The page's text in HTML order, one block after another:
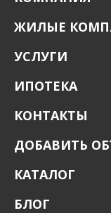
ЖИЛЫЕ
УСЛУГИ
ИПОТЕКА
КОНТАКТЫ
ДОБАВИТЬ
КАТАЛОГ
БЛОГ